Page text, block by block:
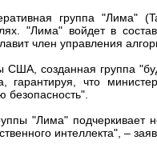
группа "Лима"
"Лима" войдет в
член управления
созданная группа
гарантируя, что
безопасность".
"Лима" подчеркивает
интеллекта", –